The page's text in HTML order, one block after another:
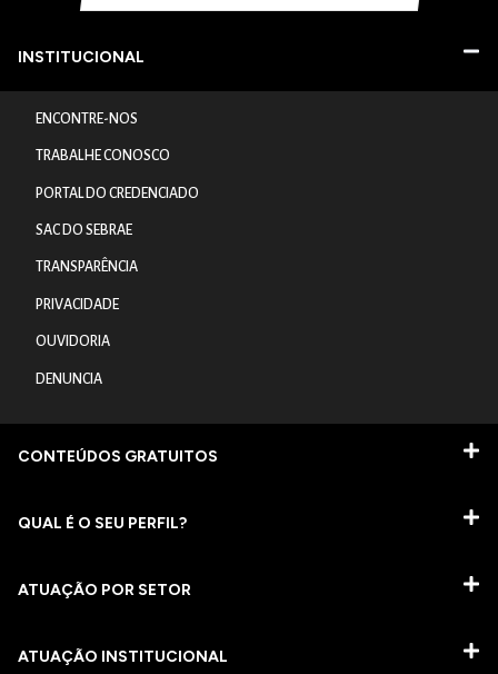
INSTITUCIONAL
ENCONTRE-NOS
TRABALHE CONOSCO
PORTAL DO CREDENCIADO
SAC DO SEBRAE
TRANSPARÊNCIA
PRIVACIDADE
OUVIDORIA
DENUNCIA
CONTEÚDOS GRATUITOS
QUAL É O SEU PERFIL?
ATUAÇÃO POR SETOR
ATUAÇÃO INSTITUCIONAL